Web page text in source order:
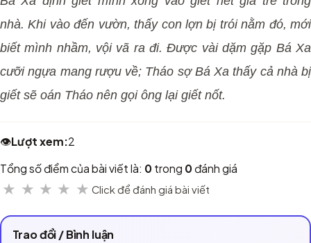
nhà. Khi vào đến vườn, thấy con lợn bị trói nằm đó, mới
biết mình nhầm, vội vã ra đi. Được vài dặm gặp Bá Xa
cưỡi ngựa mang rượu về; Tháo sợ Bá Xa thấy cả nhà bị
giết sẽ oán Tháo nên gọi ông lại giết nốt.
👁️Lượt xem:2
Tổng số điểm của bài viết là: 0 trong 0 đánh giá
★ ★ ★ ★ ★ Click để đánh giá bài viết
Trao đổi / Bình luận